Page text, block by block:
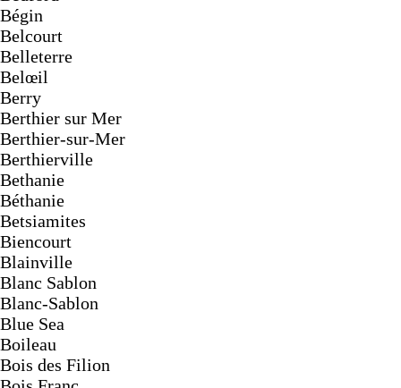
Bégin
Belcourt
Belleterre
Belœil
Berry
Berthier sur Mer
Berthier-sur-Mer
Berthierville
Bethanie
Béthanie
Betsiamites
Biencourt
Blainville
Blanc Sablon
Blanc-Sablon
Blue Sea
Boileau
Bois des Filion